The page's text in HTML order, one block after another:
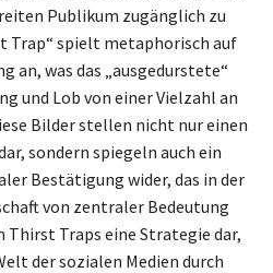
Publikum zugänglich zu
Trap“ spielt metaphorisch auf
an, was das „ausgedurstete“
und Lob von einer Vielzahl an
Bilder stellen nicht nur einen
sondern spiegeln auch ein
Bestätigung wider, das in der
von zentraler Bedeutung
Thirst Traps eine Strategie dar,
der sozialen Medien durch